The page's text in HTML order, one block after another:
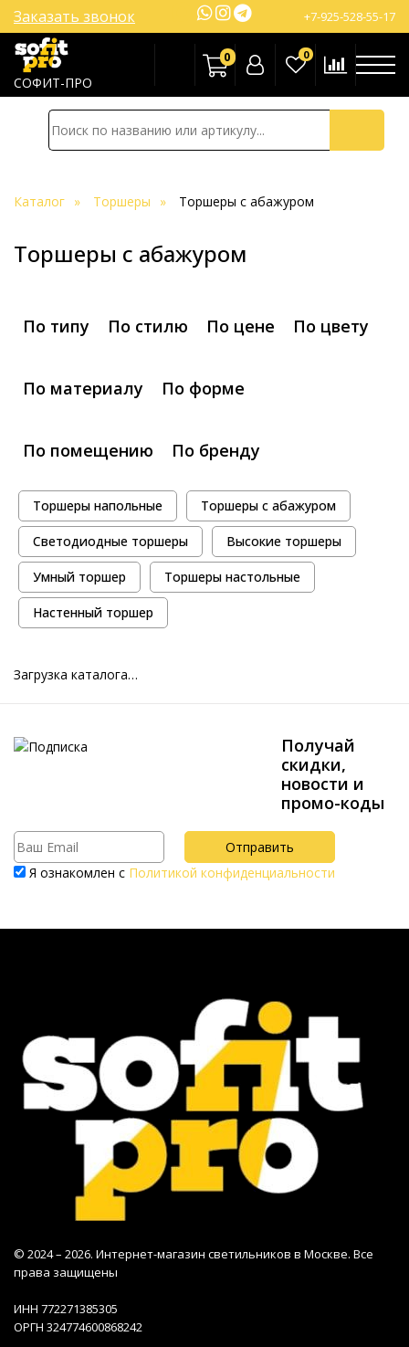
СОФИТ-ПРО
+7-925-528-55-17
Заказать звонок
0 0
Каталог Торшеры Торшеры с абажуром
Торшеры с абажуром
По типу По стилю По цене По цвету
По материалу По форме
По помещению По бренду
Торшеры напольные Торшеры с абажуром
Светодиодные торшеры Высокие торшеры
Умный торшер Торшеры настольные
Настенный торшер
Загрузка каталога…
Получай
скидки,
новости и
промо-коды
Я ознакомлен с Политикой конфиденциальности
© 2024 – 2026. Интернет-магазин светильников в Москве. Все
права защищены
ИНН 772271385305
ОРГН 324774600868242